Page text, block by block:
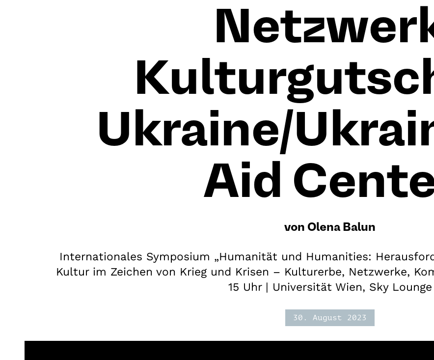
Ukraine/
Aid
von Olena Balun
Internationales Symposium „Humanität und Humanities:
Kultur im Zeichen von Krieg und Krisen – Kulturerbe, Netzwerke,
15 Uhr | Universität Wien, Sky Lounge
30. August 2023